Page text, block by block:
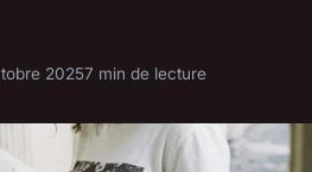
20257 min de lecture